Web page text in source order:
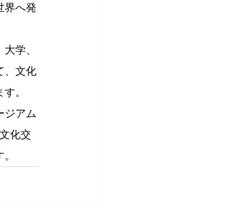
界へ発
学、
、文化
。
ジアム
化交